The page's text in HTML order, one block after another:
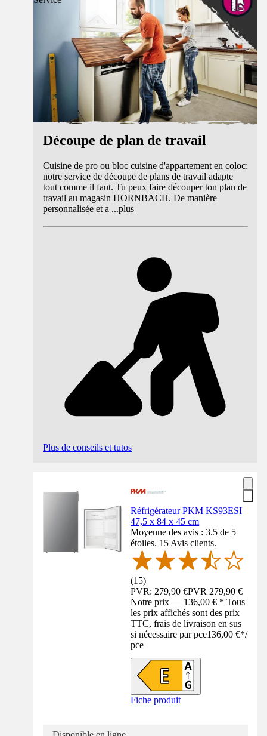
Découpe de plan de travail
Cuisine de pro ou bloc cuisine d'appartement en coloc:
notre service de découpe de plans de travail adapte
tout comme il faut. Tu peux faire découper ton plan de
travail au magasin HORNBACH. De manière
personnalisée et a ...plus
Plus de conseils et tutos
Réfrigérateur PKM KS93ESI
47,5 x 84 x 45 cm
Moyenne des avis : 3.5 de 5
étoiles. 15 Avis clients.
(15)
PVR: 279,90 €PVR279,90 €
Notre prix — 136,00 € * Tous
les prix affichés sont des prix
TTC, frais de livraison en sus
si nécessaire par pce136,00 €*/
pce
Fiche produit